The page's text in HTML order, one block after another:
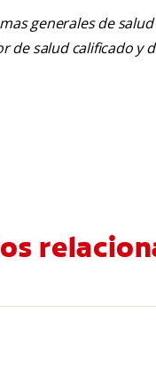
generales de
salud calificado